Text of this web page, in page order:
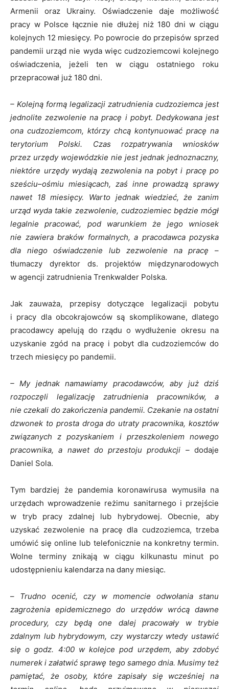
Armenii oraz Ukrainy. Oświadczenie daje możliwość
pracy w Polsce łącznie nie dłużej niż 180 dni w ciągu
kolejnych 12 miesięcy. Po powrocie do przepisów sprzed
pandemii urząd nie wyda więc cudzoziemcowi kolejnego
oświadczenia, jeżeli ten w ciągu ostatniego roku
przepracował już 180 dni.
– Kolejną formą legalizacji zatrudnienia cudzoziemca jest
jednolite zezwolenie na pracę i pobyt. Dedykowana jest
ona cudzoziemcom, którzy chcą kontynuować pracę na
terytorium Polski. Czas rozpatrywania wniosków
przez urzędy wojewódzkie nie jest jednak jednoznaczny,
niektóre urzędy wydają zezwolenia na pobyt i pracę po
sześciu–ośmiu miesiącach, zaś inne prowadzą sprawy
nawet 18 miesięcy. Warto jednak wiedzieć, że zanim
urząd wyda takie zezwolenie, cudzoziemiec będzie mógł
legalnie pracować, pod warunkiem że jego wniosek
nie zawiera braków formalnych, a pracodawca pozyska
dla niego oświadczenie lub zezwolenie na pracę –
tłumaczy dyrektor ds. projektów międzynarodowych
w agencji zatrudnienia Trenkwalder Polska.
Jak zauważa, przepisy dotyczące legalizacji pobytu
i pracy dla obcokrajowców są skomplikowane, dlatego
pracodawcy apelują do rządu o wydłużenie okresu na
uzyskanie zgód na pracę i pobyt dla cudzoziemców do
trzech miesięcy po pandemii.
– My jednak namawiamy pracodawców, aby już dziś
rozpoczęli legalizację zatrudnienia pracowników, a
nie czekali do zakończenia pandemii. Czekanie na ostatni
dzwonek to prosta droga do utraty pracownika, kosztów
związanych z pozyskaniem i przeszkoleniem nowego
pracownika, a nawet do przestoju produkcji –dodaje
Daniel Sola.
Tym bardziej że pandemia koronawirusa wymusiła na
urzędach wprowadzenie reżimu sanitarnego i przejście
w tryb pracy zdalnej lub hybrydowej. Obecnie, aby
uzyskać zezwolenie na pracę dla cudzoziemca, trzeba
umówić się online lub telefonicznie na konkretny termin.
Wolne terminy znikają w ciągu kilkunastu minut po
udostępnieniu kalendarza na dany miesiąc.
– Trudno ocenić, czy w momencie odwołania stanu
zagrożenia epidemicznego do urzędów wrócą dawne
procedury, czy będą one dalej pracowały w trybie
zdalnym lub hybrydowym, czy wystarczy wtedy ustawić
się o godz. 4:00 w kolejce pod urzędem, aby zdobyć
numerek i załatwić sprawę tego samego dnia. Musimy też
pamiętać, że osoby, które zapisały się wcześniej na